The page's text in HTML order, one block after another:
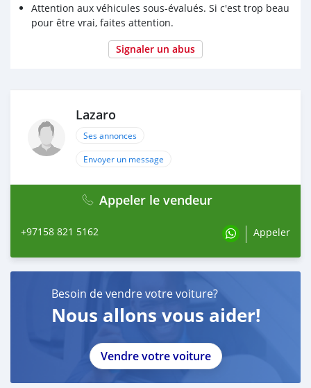
Attention aux véhicules sous-évalués. Si c'est trop beau
pour être vrai, faites attention.
Signaler un abus
Lazaro
Ses annonces
Envoyer un message
Appeler le vendeur
+97158 821 5162 Appeler
Besoin de vendre votre voiture?
Nous allons vous aider!
Vendre votre voiture